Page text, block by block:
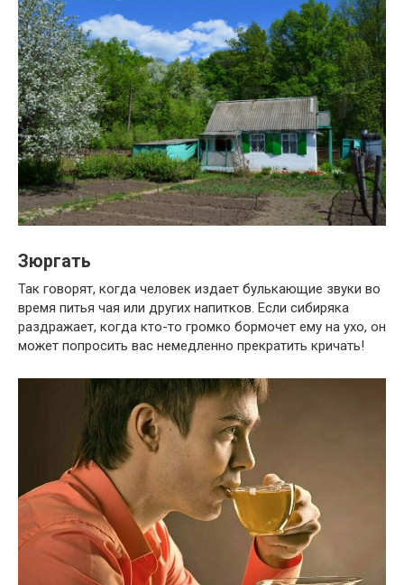
Зюргать
Так говорят, когда человек издает булькающие звуки во
время питья чая или других напитков. Если сибиряка
раздражает, когда кто-то громко бормочет ему на ухо, он
может попросить вас немедленно прекратить кричать!